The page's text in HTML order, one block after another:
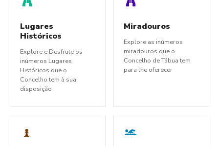
Lugares
Históricos
Explore e Desfrute os
inúmeros Lugares
Históricos que o
Concelho tem à sua
disposição
Miradouros
Explore as inúmeros
miradouros que o
Concelho de Tábua tem
para lhe oferecer